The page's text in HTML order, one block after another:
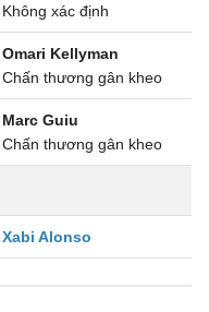
Không xác định
Omari Kellyman
Chấn thương gân kheo
Marc Guiu
Chấn thương gân kheo
Xabi Alonso